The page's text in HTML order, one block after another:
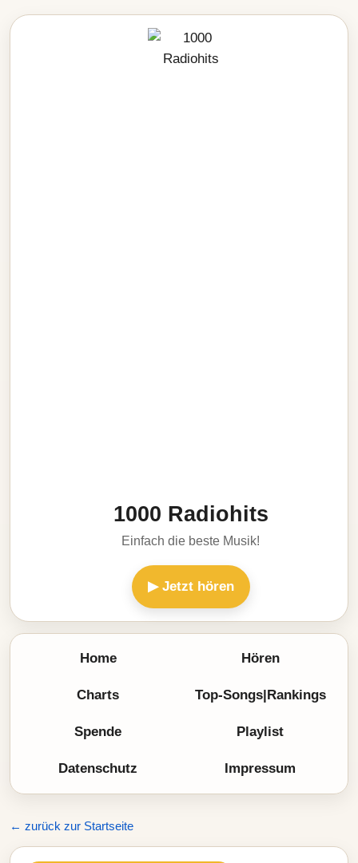
1000 Radiohits
Einfach die beste Musik!
▶ Jetzt hören
Home Hören
Charts Top-Songs|Rankings
Spende Playlist
Datenschutz Impressum
← zurück zur Startseite